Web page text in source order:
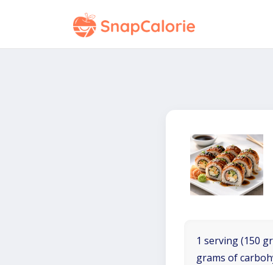
1 serving (150
grams of